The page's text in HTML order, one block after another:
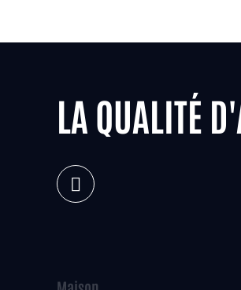
LA QUALITÉ